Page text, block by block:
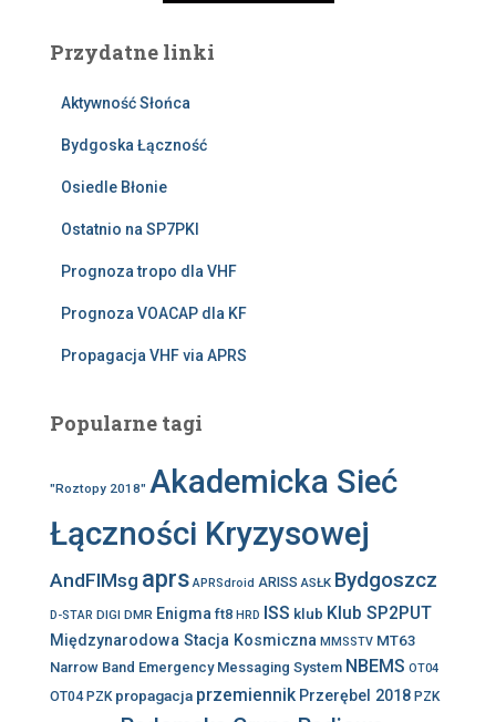
Przydatne linki
Aktywność Słońca
Bydgoska Łączność
Osiedle Błonie
Ostatnio na SP7PKI
Prognoza tropo dla VHF
Prognoza VOACAP dla KF
Propagacja VHF via APRS
Popularne tagi
"Roztopy 2018" Akademicka Sieć
Łączności Kryzysowej
AndFlMsg aprs APRSdroid ARISS ASŁK Bydgoszcz
D-STAR DIGI DMR Enigma ft8 HRD ISS klub Klub SP2PUT
Międzynarodowa Stacja Kosmiczna MMSSTV MT63
Narrow Band Emergency Messaging System NBEMS OT04
OT04 PZK propagacja przemiennik Przerębel 2018 PZK